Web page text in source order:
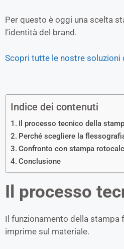
Per questo è oggi una scelta
l’identità del brand.
Scopri tutte le nostre
Indice dei contenuti
Il processo tecnico della
Perché scegliere la
Confronto con stampa
Conclusione
Il processo
Il funzionamento della stampa
imprime sul materiale.